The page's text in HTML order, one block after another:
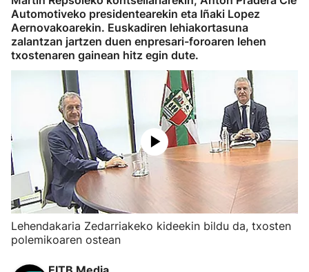
Automotiveko presidentearekin eta Iñaki Lopez
Aernovakoarekin. Euskadiren lehiakortasuna
zalantzan jartzen duen enpresari-foroaren lehen
txostenaren gainean hitz egin dute.
Lehendakaria Zedarriakeko kideekin bildu da, txosten
polemikoaren ostean